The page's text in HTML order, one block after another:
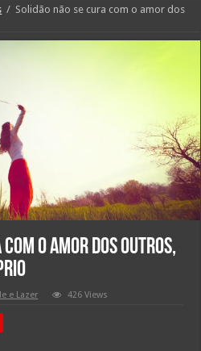
/ Solidão não se cura com o amor dos
o amor dos outros,
e Lazer 426 Views